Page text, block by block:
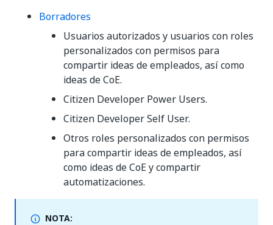
Borradores
Usuarios autorizados y usuarios con roles
personalizados con permisos para
compartir ideas de empleados, así como
ideas de CoE.
Citizen Developer Power Users.
Citizen Developer Self User.
Otros roles personalizados con permisos
para compartir ideas de empleados, así
como ideas de CoE y compartir
automatizaciones.
NOTA: